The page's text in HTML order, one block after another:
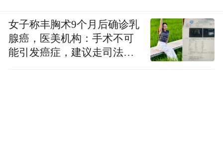
女子称丰胸术9个月后确诊乳
腺癌，医美机构：手术不可
能引发癌症，建议走司法途